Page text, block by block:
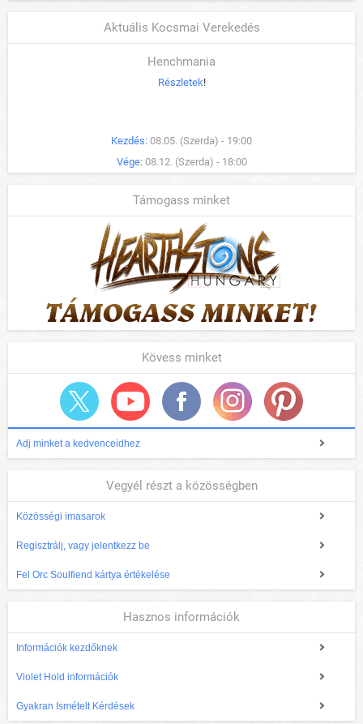
Aktuális Kocsmai Verekedés
Henchmania
Részletek!
Kezdés: 08.05. (Szerda) - 19:00
Vége: 08.12. (Szerda) - 18:00
Támogass minket
Kövess minket
Adj minket a kedvenceidhez
Vegyél részt a közösségben
Közösségi imasarok
Regisztrálj, vagy jelentkezz be
Fel Orc Soulfiend kártya értékelése
Hasznos információk
Információk kezdőknek
Violet Hold információk
Gyakran Ismételt Kérdések